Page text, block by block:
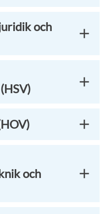
och
och